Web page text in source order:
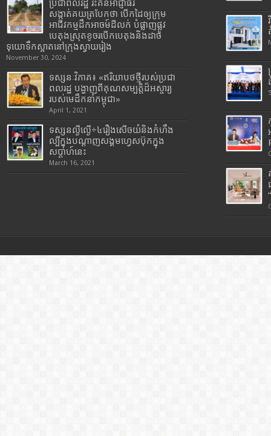
ប្រជាពលរដ្ឋ រិះគន់អាជ្ញាធរ
សង្កាត់គយត្របែកថា បើកដៃឲ្យក្រុម
អាជីវកម្មដឹកអាចម៍ដីលក់ បំផ្លាញផ្លូវ
បេតុងស្រុតខូចរបើកបេតុងនិងដាច់
ទុយោទឹកស្អាតនៅក្រុងស្វាយរៀង
November 30, 2024
ទស្សនៈវិភាគ៖ «ឥរិយាបថថ្មីរបស់ប្រជា
ពលរដ្ឋ បង្ហាញពីគុណសម្បត្តិដ៏អស្ចារ្យ
របស់មេដឹកនាំកម្ពុជា»
April 1, 2021
ទស្សនល្ងីល្ងើ÷៤រឿងសើចយំនិងកំហឹង
ល្បីក្នុងបណ្តាញសង្គមហ្វេសប៊ុកក្នុង
សប្តាហ៍នេះ
March 16, 2021